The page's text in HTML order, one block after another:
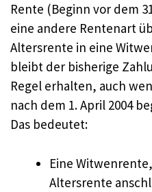
Rente (Beginn vor dem
eine andere Rentenart
Altersrente in eine
bleibt der bisherige
Regel erhalten, auch
nach dem 1. April 2004
Das bedeutet:
Eine
Altersrente